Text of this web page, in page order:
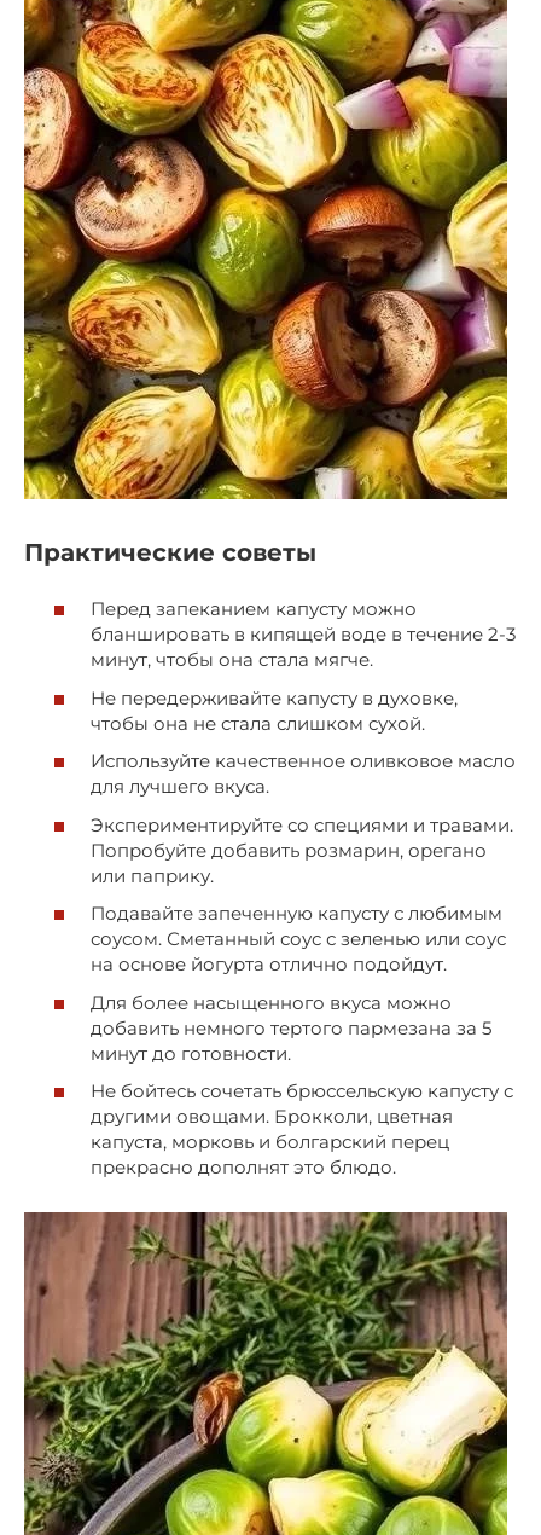
Практические советы
Перед запеканием капусту можно
бланшировать в кипящей воде в течение 2-3
минут, чтобы она стала мягче.
Не передерживайте капусту в духовке,
чтобы она не стала слишком сухой.
Используйте качественное оливковое масло
для лучшего вкуса.
Экспериментируйте со специями и травами.
Попробуйте добавить розмарин, орегано
или паприку.
Подавайте запеченную капусту с любимым
соусом. Сметанный соус с зеленью или соус
на основе йогурта отлично подойдут.
Для более насыщенного вкуса можно
добавить немного тертого пармезана за 5
минут до готовности.
Не бойтесь сочетать брюссельскую капусту с
другими овощами. Брокколи, цветная
капуста, морковь и болгарский перец
прекрасно дополнят это блюдо.